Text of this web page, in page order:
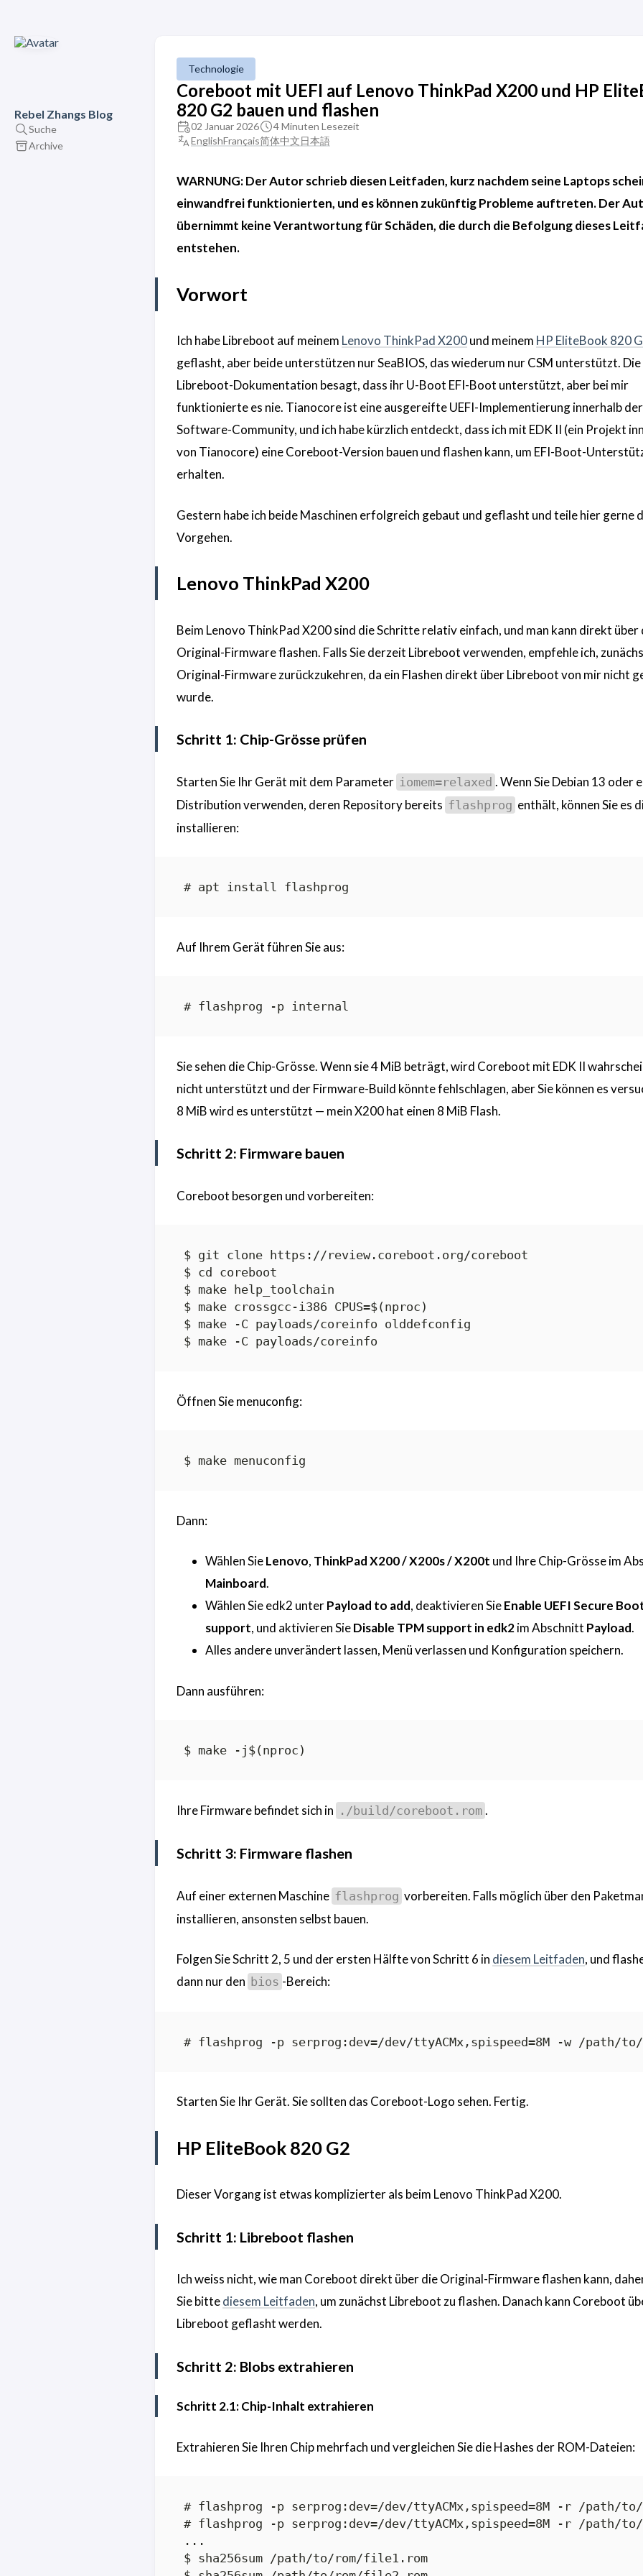
Rebel Zhangs Blog
Suche
Archive
Technologie
Coreboot mit UEFI auf Lenovo ThinkPad X200 und HP
820 G2 bauen und flashen
02 Januar 2026
4 Minuten Lesezeit
EnglishFrançais简体中文日本語
WARNUNG: Der Autor schrieb diesen Leitfaden, kurz nachdem seine Laptops
einwandfrei funktionierten, und es können zukünftig Probleme auftreten. Der
übernimmt keine Verantwortung für Schäden, die durch die Befolgung dieses
entstehen.
Vorwort
Ich habe Libreboot auf meinem Lenovo ThinkPad X200und meinem HP EliteBook 820
geflasht, aber beide unterstützen nur SeaBIOS, das wiederum nur CSM unterstützt. Die
Libreboot-Dokumentation besagt, dass ihr U-Boot EFI-Boot unterstützt, aber bei mir
funktionierte es nie. Tianocore ist eine ausgereifte UEFI-Implementierung innerhalb
Software-Community, und ich habe kürzlich entdeckt, dass ich mit EDK II (ein Projekt
von Tianocore) eine Coreboot-Version bauen und flashen kann, um EFI-Boot-
erhalten.
Gestern habe ich beide Maschinen erfolgreich gebaut und geflasht und teile hier gerne
Vorgehen.
Lenovo ThinkPad X200
Beim Lenovo ThinkPad X200 sind die Schritte relativ einfach, und man kann direkt über
Original-Firmware flashen. Falls Sie derzeit Libreboot verwenden, empfehle ich,
Original-Firmware zurückzukehren, da ein Flashen direkt über Libreboot von mir nicht
wurde.
Schritt 1: Chip-Grösse prüfen
Starten Sie Ihr Gerät mit dem Parameter iomem=relaxed . Wenn Sie Debian 13 oder
Distribution verwenden, deren Repository bereits flashprog enthält, können Sie es
installieren:
Auf Ihrem Gerät führen Sie aus:
Sie sehen die Chip-Grösse. Wenn sie 4 MiB beträgt, wird Coreboot mit EDK II
nicht unterstützt und der Firmware-Build könnte fehlschlagen, aber Sie können es
8 MiB wird es unterstützt — mein X200 hat einen 8 MiB Flash.
Schritt 2: Firmware bauen
Coreboot besorgen und vorbereiten:
$ git clone https://review.coreboot.org/coreboot
$ cd coreboot
$ make help_toolchain
$ make crossgcc-i386 CPUS=$(nproc)
$ make -C payloads/coreinfo olddefconfig
Öffnen Sie menuconfig:
Dann:
Wählen SieLenovo, ThinkPad X200 / X200s / X200t und Ihre Chip-Grösse im
Mainboard.
Wählen Sie edk2 unterPayload to add, deaktivieren SieEnable UEFI Secure
support, und aktivieren SieDisable TPM support in edk2im Abschnitt Payload.
Alles andere unverändert lassen, Menü verlassen und Konfiguration speichern.
Dann ausführen:
Ihre Firmware befindet sich in ./build/coreboot.rom .
Schritt 3: Firmware flashen
Auf einer externen Maschine flashprog vorbereiten. Falls möglich über den
installieren, ansonsten selbst bauen.
Folgen Sie Schritt 2, 5 und der ersten Hälfte von Schritt 6 in diesem Leitfaden, und
dann nur den bios -Bereich:
Starten Sie Ihr Gerät. Sie sollten das Coreboot-Logo sehen. Fertig.
HP EliteBook 820 G2
Dieser Vorgang ist etwas komplizierter als beim Lenovo ThinkPad X200.
Schritt 1: Libreboot flashen
Ich weiss nicht, wie man Coreboot direkt über die Original-Firmware flashen kann,
Sie bittediesem Leitfaden, um zunächst Libreboot zu flashen. Danach kann Coreboot
Libreboot geflasht werden.
Schritt 2: Blobs extrahieren
Schritt 2.1: Chip-Inhalt extrahieren
Extrahieren Sie Ihren Chip mehrfach und vergleichen Sie die Hashes der ROM-Dateien:
# flashprog -p serprog:dev=/dev/ttyACMx,spispeed=8M -r /path/to/
# flashprog -p serprog:dev=/dev/ttyACMx,spispeed=8M -r /path/to/
...
$ sha256sum /path/to/rom/file1.rom